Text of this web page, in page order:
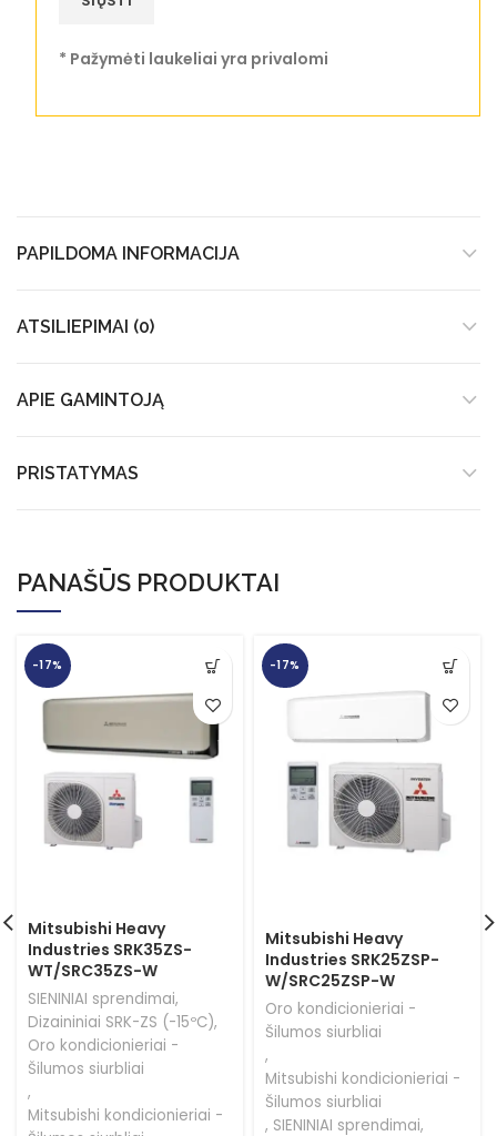
* Pažymėti laukeliai yra privalomi
PAPILDOMA INFORMACIJA
ATSILIEPIMAI (0)
APIE GAMINTOJĄ
PRISTATYMAS
PANAŠŪS PRODUKTAI
-17%
Mitsubishi Heavy
Industries SRK35ZS-
WT/SRC35ZS-W
SIENINIAI sprendimai,
Dizaininiai SRK-ZS (-15ºC),
Oro kondicionieriai -
Šilumos siurbliai
,
Mitsubishi kondicionieriai -
-17%
Mitsubishi Heavy
Industries SRK25ZSP-
W/SRC25ZSP-W
Oro kondicionieriai -
Šilumos siurbliai
,
Mitsubishi kondicionieriai -
Šilumos siurbliai
, SIENINIAI sprendimai,